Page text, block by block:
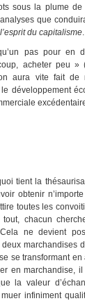
sous la plume
que
du capitalisme.
pas pour en
acheter peu »
aura vite fait de
développement
tient la
obtenir
toutes les
chacun
ne devient
marchandises
se transformant
en marchandise,
la valeur
infiniment